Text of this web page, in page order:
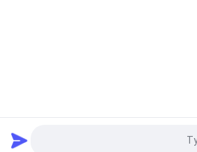
Equipment Eechnology